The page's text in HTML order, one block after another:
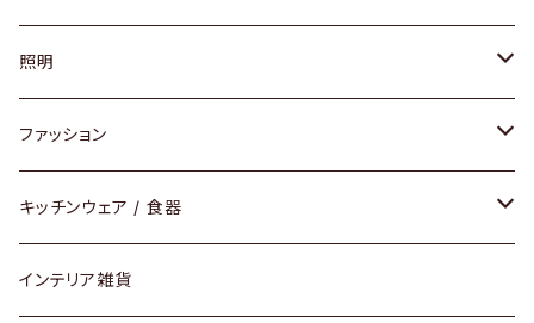
ソファ / ベンチ
チェア / スツール
ダイニングセット / ダイニングテーブル
ローテーブル / サイドテーブル
照明
ペンダントライト
テーブルランプ / デスクスタンド
フロアライト
ファッション
アクセサリー
リング
財布
キッチンウェア / 食器
グラス / タンブラー
インテリア雑貨